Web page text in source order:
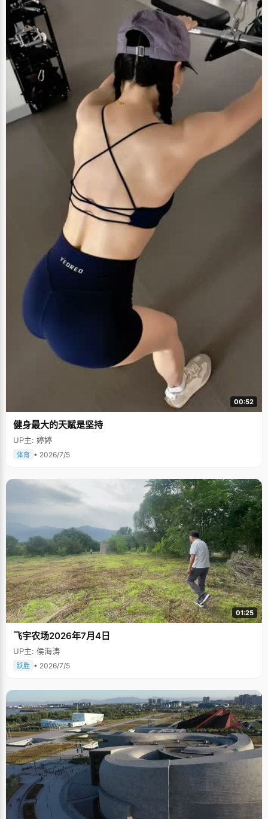
00:52
健身最大的天赋是坚持
UP主: 婷婷
体育 • 2026/7/5
01:25
飞宇农场2026年7月4日
UP主: 侯海涛
跃胜 • 2026/7/5